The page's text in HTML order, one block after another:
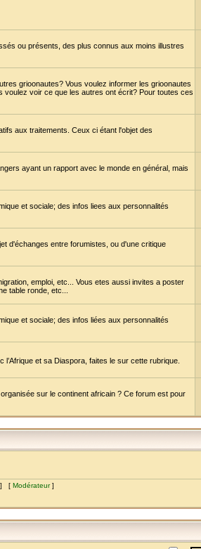
ou présents, des plus connus aux moins illustres
grioonautes? Vous voulez informer les grioonautes
voir ce que les autres ont écrit? Pour toutes ces
aux traitements. Ceux ci étant l'objet des
ayant un rapport avec le monde en général, mais
et sociale; des infos liees aux personnalités
d'échanges entre forumistes, ou d'une critique
emploi, etc... Vous etes aussi invites a poster
table ronde, etc...
et sociale; des infos liées aux personnalités
l’Afrique et sa Diaspora, faites le sur cette rubrique.
sur le continent africain ? Ce forum est pour
] [ Modérateur]